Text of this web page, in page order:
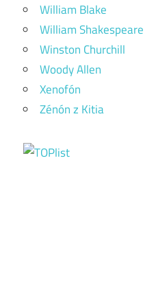
William Blake
William Shakespeare
Winston Churchill
Woody Allen
Xenofón
Zénón z Kitia